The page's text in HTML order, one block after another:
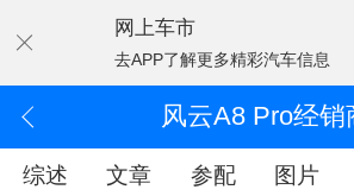
网上车市
去APP了解更多精彩汽车信息
风云A8 Pro经销
综述 文章 参配 图片